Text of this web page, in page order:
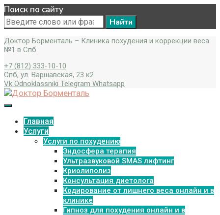
Поиск по сайту
Search
for:
Доктор Борменталь – Клиника похудения и коррекции веса
№1 в Спб.
+7 (812) 333-10-10
Спб, ул. Варшавская, 23 к2
Vk Odnoklassniki Telegram Whatsapp
Главная
Услуги
Услуги по похудению
Эндосфера терапия
Ультразвуковой SMAS лифтинг
Криолиполиз
Консультация диетолога
Кодирование от лишнего веса онлайн и в
клинике
Гипноз для похудения онлайн и в